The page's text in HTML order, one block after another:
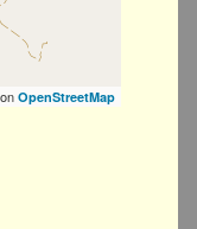
OpenStreetMap